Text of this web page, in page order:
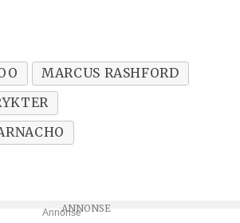
MARCUS RASHFORD
Annonse